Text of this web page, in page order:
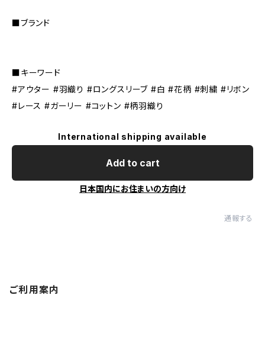
■ブランド
■キーワード
#アウター #羽織り #ロングスリーブ #白 #花柄 #刺繍 #リボン
#レース #ガーリー #コットン #柄羽織り
International shipping available
Add to cart
日本国内にお住まいの方向け
通報する
ご利用案内